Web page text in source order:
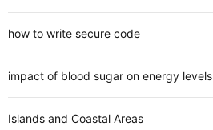
how to write secure code
impact of blood sugar on energy levels
Islands and Coastal Areas